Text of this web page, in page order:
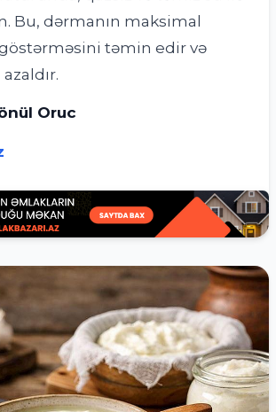
Bu, dərmanın maksimal
təmin edir və
Oruc